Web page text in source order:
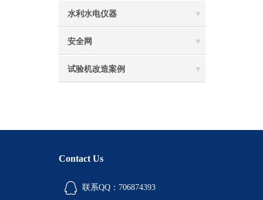
水利水电仪器
安全网
试验机改造案例
Contact Us
联系QQ：706874393